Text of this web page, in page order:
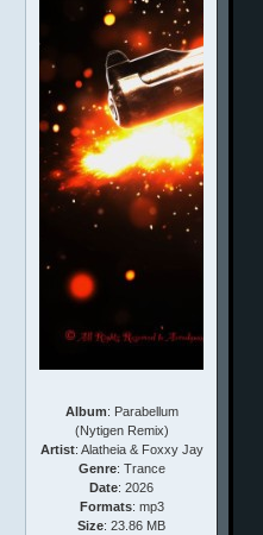
Album: Parabellum
(Nytigen Remix)
Artist: Alatheia & Foxxy Jay
Genre: Trance
Date: 2026
Formats: mp3
Size: 23.86 MB